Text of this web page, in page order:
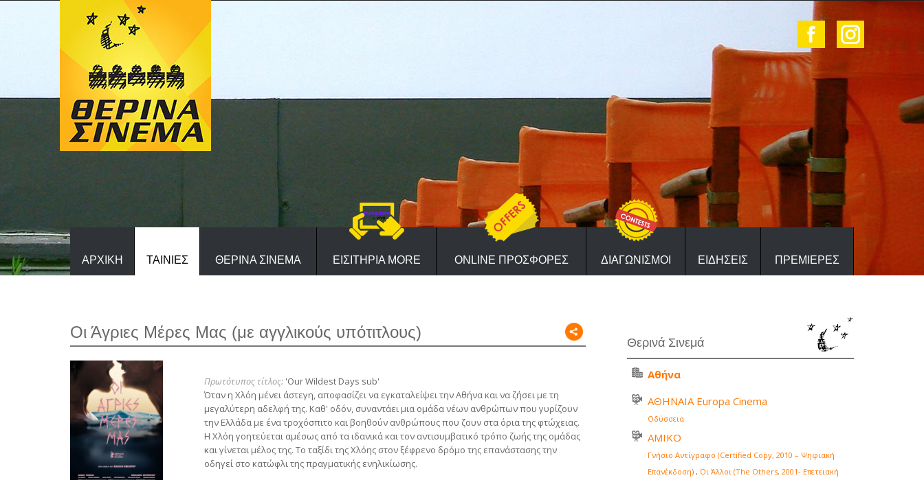
ΑΡΧΙΚΗ ΤΑΙΝΙΕΣ ΘΕΡΙΝΑ ΣΙΝΕΜΑ ΕΙΣΙΤΗΡΙΑ MORE ONLINE ΠΡΟΣΦΟΡΕΣ ΔΙΑΓΩΝΙΣΜΟΙ ΕΙΔΗΣΕΙΣ ΠΡΕΜΙΕΡΕΣ
Οι Άγριες Μέρες Μας (με αγγλικούς υπότιτλους)
Πρωτότυπος τίτλος: 'Our Wildest Days sub'
Όταν η Χλόη μένει άστεγη, αποφασίζει να εγκαταλείψει την Αθήνα και να ζήσει με τη
μεγαλύτερη αδελφή της. Καθ' οδόν, συναντάει μια ομάδα νέων ανθρώπων που γυρίζουν
την Ελλάδα με ένα τροχόσπιτο και βοηθούν ανθρώπους που ζουν στα όρια της φτώχειας.
Η Χλόη γοητεύεται αμέσως από τα ιδανικά και τον αντισυμβατικό τρόπο ζωής της ομάδας
και γίνεται μέλος της. Το ταξίδι της Χλόης στον ξέφρενο δρόμο της επανάστασης την
οδηγεί στο κατώφλι της πραγματικής ενηλικίωσης.
Θερινά Σινεμά
Αθήνα
ΑΘΗΝΑΙΑ Europa Cinema
Οδύσσεια
ΑΜΙΚΟ
Γνήσιο Αντίγραφο (Certified Copy, 2010 – Ψηφιακή
Επανέκδοση) , Οι Άλλοι (The Others, 2001- Επετειακή